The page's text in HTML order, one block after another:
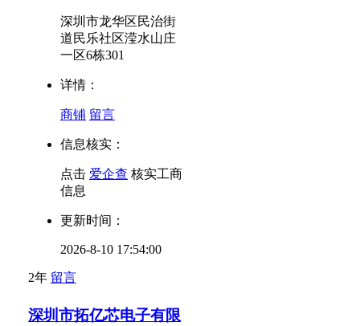
深圳市龙华区民治街
道民乐社区滢水山庄
一区6栋301
详情：
商铺 留言
信息核实：
点击 爱企查 核实工商
信息
更新时间：
2026-8-10 17:54:00
2年 留言
深圳市拓亿芯电子有限